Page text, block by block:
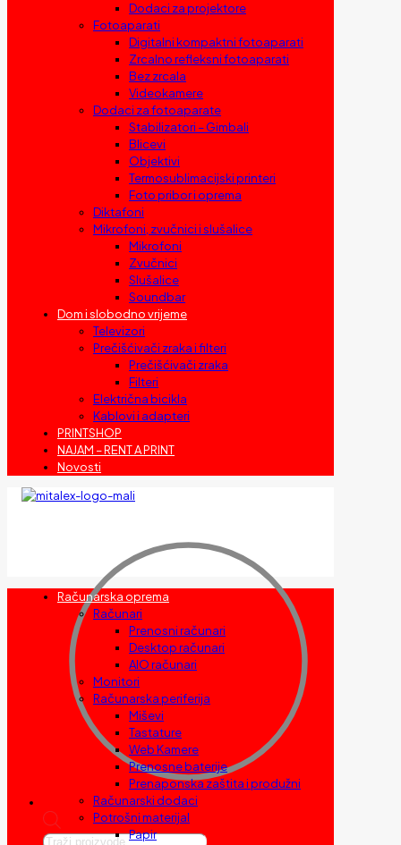
Dodaci za projektore
Fotoaparati
Digitalni kompaktni fotoaparati
Zrcalno refleksni fotoaparati
Bez zrcala
Videokamere
Dodaci za fotoaparate
Stabilizatori – Gimbali
Blicevi
Objektivi
Termosublimacijski printeri
Foto pribor i oprema
Diktafoni
Mikrofoni, zvučnici i slušalice
Mikrofoni
Zvučnici
Slušalice
Soundbar
Dom i slobodno vrijeme
Televizori
Prečišćivači zraka i filteri
Prečišćivači zraka
Filteri
Električna bicikla
Kablovi i adapteri
PRINTSHOP
NAJAM – RENT A PRINT
Novosti
Products
Računarska oprema
Računari
Prenosni računari
Desktop računari
AIO računari
Monitori
Računarska periferija
Miševi
Tastature
Web Kamere
Prenosne baterije
Prenaponska zaštita i produžni
Računarski dodaci
Potrošni materijal
Papir